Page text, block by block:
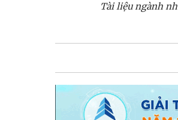
Tài liệu ngành